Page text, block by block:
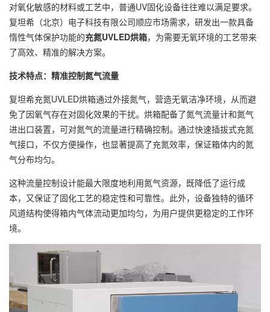
对氧化敏感的材料或工艺中，普通UV固化设备往往难以满足要求。
复坦希（北京）电子科技有限公司顺应市场需求，研发出一款具备
惰性气体保护功能的充氮UVLED烘箱，为需要无氧环境的工艺带来
了高效、精准的解决方案。
技术特点：精准控制氮气流量
复坦希充氮UVLED烘箱通过外接氮气，营造无氧洁净环境，从而避
免了因氧气存在对固化效果的干扰。烘箱配备了氮气流量计和氮气
进出口装置，可对氮气的流量进行精确控制。通过快速插拔式充氮
气接口，不仅方便操作，也显著提高了充氮效率，保证箱体内的氮
气分布均匀。
这种流量控制设计能最大限度地利用氮气资源，既降低了运行成
本，又保证了固化工艺的稳定性和可靠性。此外，设备独特的循环
风道结构使得箱内气体流动更加均匀，为用户提供更稳定的工作环
境。